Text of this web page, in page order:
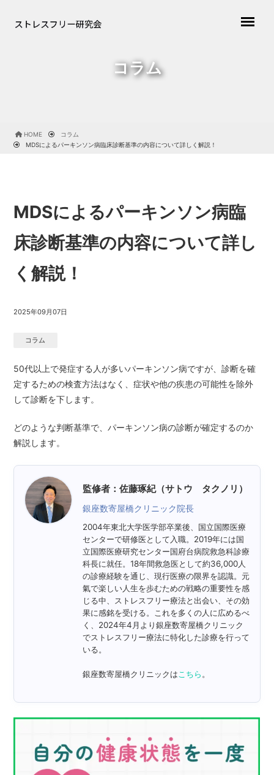
コラム
HOME
コラム
MDSによるパーキンソン病臨床診断基準の内容について詳しく解説！
MDSによるパーキンソン病臨
床診断基準の内容について詳し
く解説！
2025年09月07日
コラム
50代以上で発症する人が多いパーキンソン病ですが、診断を確
定するための検査方法はなく、症状や他の疾患の可能性を除外
して診断を下します。
どのような判断基準で、パーキンソン病の診断が確定するのか
解説します。
監修者：佐藤琢紀（サトウ タクノリ）
銀座数寄屋橋クリニック院長
2004年東北大学医学部卒業後、国立国際医療
センターで研修医として入職。2019年には国
立国際医療研究センター国府台病院救急科診療
科長に就任。18年間救急医として約36,000人
の診療経験を通じ、現行医療の限界を認識。元
氣で楽しい人生を歩むための戦略の重要性を感
じる中、ストレスフリー療法と出会い、その効
果に感銘を受ける。これを多くの人に広めるべ
く、2024年4月より銀座数寄屋橋クリニック
でストレスフリー療法に特化した診療を行って
いる。
銀座数寄屋橋クリニックは こちら 。